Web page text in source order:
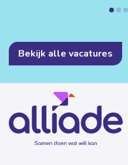
Bekijk alle vacatures